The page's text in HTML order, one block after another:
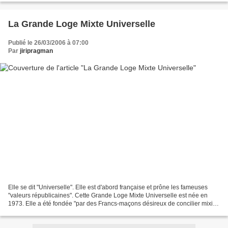
La Grande Loge Mixte Universelle
Publié le 26/03/2006 à 07:00
Par jiripragman
Elle se dit "Universelle". Elle est d'abord française et prône les fameuses
"valeurs républicaines". Cette Grande Loge Mixte Universelle est née en
1973. Elle a été fondée "par des Francs-maçons désireux de concilier mixité,